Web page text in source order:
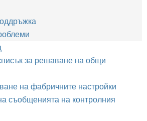
за решаване на общи
на фабричните настройки
съобщенията на контролния